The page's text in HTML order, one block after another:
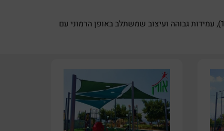
פתרונות ההצללה שלנו מתוכננים במיוחד לעמוד בתנאי מזג האוויר בישראל, תוך הקפדה על תקני בטיחות מחמירים (תקן 1498), עמידות גבוהה ועיצוב שמשתלב באופן הרמוני עם